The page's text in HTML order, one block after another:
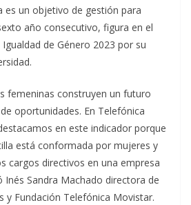
es un objetivo de gestión para
año consecutivo, figura en el
de Género 2023 por su
femeninas construyen un futuro
oportunidades. En Telefónica
en este indicador porque
está conformada por mujeres y
cargos directivos en una empresa
Inés Sandra Machado directora de
y Fundación Telefónica Movistar.